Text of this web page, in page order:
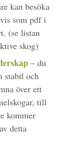
kan besöka
som pdf i
(se listan
skog)
– du
stabil och
över ett
till
kommer
detta